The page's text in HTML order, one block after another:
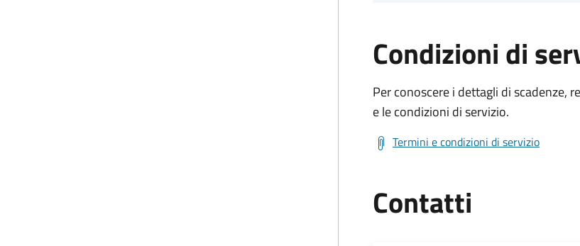
Condizioni di
Per conoscere i dettagli di scadenze,
e le condizioni di servizio.
Termini e condizioni di servizio
Contatti